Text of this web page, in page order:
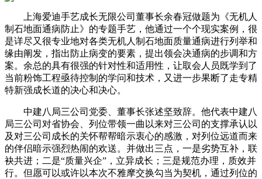
上海爱迪手艺成长无限公司董事长余春冠做题为《无机人
制石地面通病防止》的专题手艺，他通过一个个现实案例，很
是详尽又很专业地对各类无机人制石地面质量通病进行列举和
缘由阐发，指出防止病变的要素，提出领会决通病的步调和方
案。余总的具有很强的针对性和适用性，让取会人员既学到了
当前粉饰工程亟待控制的学问和技术，又进一步果断了走专精
特新强成长道的决心和决心。
中建八局三公司党委、董事长张述坚致辞。他代表中建八
局三公司对省协会、列位带领一曲以来对三公司的支撑承认以
及对三公司成长的关怀帮帮暗示衷心的感激，对列位远道而来
的伴侣暗示强烈热闹的欢送。并做出三点，一是劣势互补，联
袂共进；二是“质量兴企”，立异成长；三是规范办理，质效并
行。但愿可以或许以本次不雅摩交换勾当为契机，通过列位的